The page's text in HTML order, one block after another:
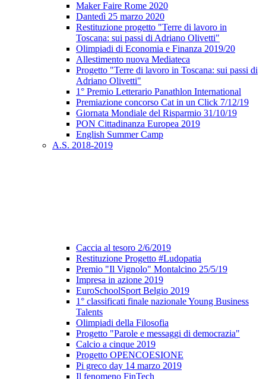
Maker Faire Rome 2020
Dantedì 25 marzo 2020
Restituzione progetto "Terre di lavoro in
Toscana: sui passi di Adriano Olivetti"
Olimpiadi di Economia e Finanza 2019/20
Allestimento nuova Mediateca
Progetto "Terre di lavoro in Toscana: sui passi di
Adriano Olivetti"
1° Premio Letterario Panathlon International
Premiazione concorso Cat in un Click 7/12/19
Giornata Mondiale del Risparmio 31/10/19
PON Cittadinanza Europea 2019
English Summer Camp
A.S. 2018-2019
Caccia al tesoro 2/6/2019
Restituzione Progetto #Ludopatia
Premio "Il Vignolo" Montalcino 25/5/19
Impresa in azione 2019
EuroSchoolSport Belgio 2019
1° classificati finale nazionale Young Business
Talents
Olimpiadi della Filosofia
Progetto "Parole e messaggi di democrazia"
Calcio a cinque 2019
Progetto OPENCOESIONE
Pi greco day 14 marzo 2019
Il fenomeno FinTech